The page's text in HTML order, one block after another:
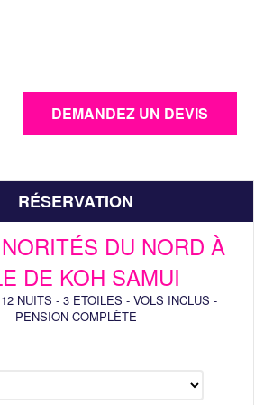
RÉSERVATION
DU NORD À
DE KOH SAMUI
12 NUITS - 3 ETOILES - VOLS INCLUS -
PENSION COMPLÈTE